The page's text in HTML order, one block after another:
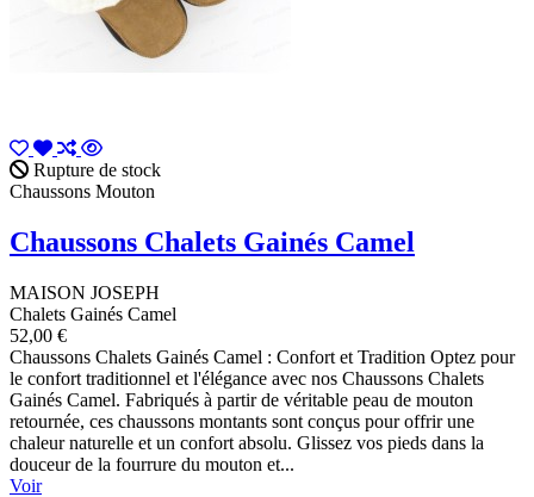
Rupture de stock
Chaussons Mouton
Chaussons Chalets Gainés Camel
MAISON JOSEPH
Chalets Gainés Camel
52,00 €
Chaussons Chalets Gainés Camel : Confort et Tradition Optez pour
le confort traditionnel et l'élégance avec nos Chaussons Chalets
Gainés Camel. Fabriqués à partir de véritable peau de mouton
retournée, ces chaussons montants sont conçus pour offrir une
chaleur naturelle et un confort absolu. Glissez vos pieds dans la
douceur de la fourrure du mouton et...
Voir